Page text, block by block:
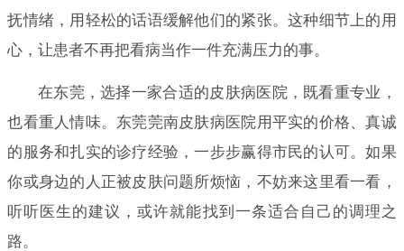
抚情绪，用轻松的话语缓解他们的紧张。这种细节上的用
心，让患者不再把看病当作一件充满压力的事。
在东莞，选择一家合适的皮肤病医院，既看重专业，
也看重人情味。东莞莞南皮肤病医院用平实的价格、真诚
的服务和扎实的诊疗经验，一步步赢得市民的认可。如果
你或身边的人正被皮肤问题所烦恼，不妨来这里看一看，
听听医生的建议，或许就能找到一条适合自己的调理之
路。